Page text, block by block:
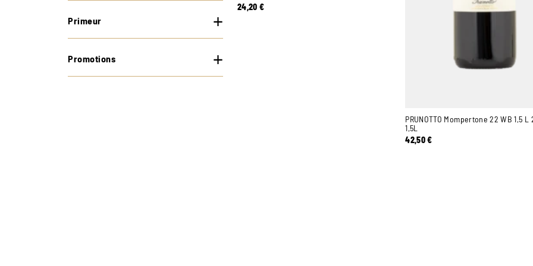
Primeur
Promotions
24,20€
PRUNOTTO Mompertone 22 WB 1,5 L
1,5L
42,50€